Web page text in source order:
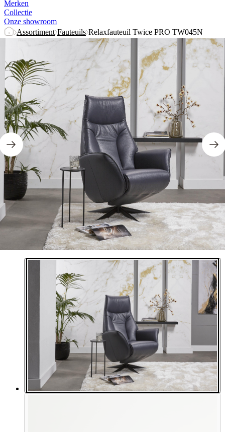
Merken
Collectie
Onze showroom
Assortiment Fauteuils Relaxfauteuil Twice PRO TW045N